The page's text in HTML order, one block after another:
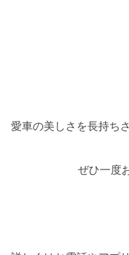
愛車の美しさを長持ち
ぜひ一度